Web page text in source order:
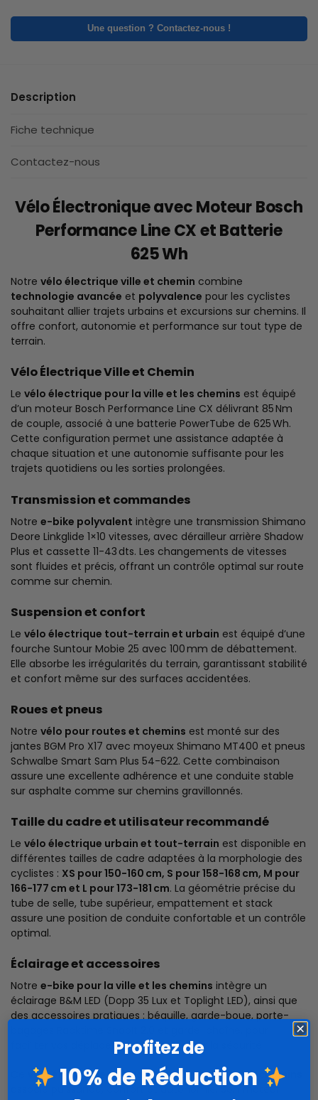
Une question ? Contactez-nous !
Description
Fiche technique
Contactez-nous
Vélo Électronique avec Moteur Bosch
Performance Line CX et Batterie
625 Wh
Notre vélo électrique ville et chemin combine
technologie avancée et polyvalence pour les cyclistes
souhaitant allier trajets urbains et excursions sur chemins. Il
offre confort, autonomie et performance sur tout type de
terrain.
Vélo Électrique Ville et Chemin
Le vélo électrique pour la ville et les chemins est équipé
d’un moteur Bosch Performance Line CX délivrant 85 Nm
de couple, associé à une batterie PowerTube de 625 Wh.
Cette configuration permet une assistance adaptée à
chaque situation et une autonomie suffisante pour les
trajets quotidiens ou les sorties prolongées.
Transmission et commandes
Notre e-bike polyvalent intègre une transmission Shimano
Deore Linkglide 1×10 vitesses, avec dérailleur arrière Shadow
Plus et cassette 11-43 dts. Les changements de vitesses
sont fluides et précis, offrant un contrôle optimal sur route
comme sur chemin.
Suspension et confort
Le vélo électrique tout-terrain et urbain est équipé d’une
fourche Suntour Mobie 25 avec 100 mm de débattement.
Elle absorbe les irrégularités du terrain, garantissant stabilité
et confort même sur des surfaces accidentées.
Roues et pneus
Notre vélo pour routes et chemins est monté sur des
jantes BGM Pro X17 avec moyeux Shimano MT400 et pneus
Schwalbe Smart Sam Plus 54-622. Cette combinaison
assure une excellente adhérence et une conduite stable
sur asphalte comme sur chemins gravillonnés.
Taille du cadre et utilisateur recommandé
Le vélo électrique urbain et tout-terrain est disponible en
différentes tailles de cadre adaptées à la morphologie des
cyclistes : XS pour 150-160 cm, S pour 158-168 cm, M pour
166-177 cm et L pour 173-181 cm. La géométrie précise du
tube de selle, tube supérieur, empattement et stack
assure une position de conduite confortable et un contrôle
optimal.
Éclairage et accessoires
Notre e-bike pour la ville et les chemins intègre un
éclairage B&M LED (Dopp 35 Lux et Toplight LED), ainsi que
des accessoires pratiques : béquille, garde-boue, porte-
faciliter vos déplacements et renforcer la sécurité.
vélo électrique polyvalent pour la ville et les chemins
associe puissance, confort et autonomie. Son moteur
Profitez de
10% de Réduction